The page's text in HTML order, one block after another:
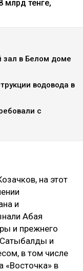
млрд тенге,
зал в Белом доме
водовода в
с
на этот
и
Абая
и прежнего
Сатыбалды и
в том числе
«Восточка» в